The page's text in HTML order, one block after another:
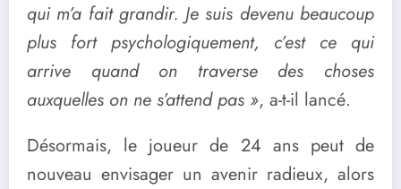
qui m’a fait grandir. Je suis devenu beaucoup
plus fort psychologiquement, c’est ce qui
arrive quand on traverse des choses
auxquelles on ne s’attend pas », a-t-il lancé.
Désormais, le joueur de 24 ans peut de
nouveau envisager un avenir radieux, alors